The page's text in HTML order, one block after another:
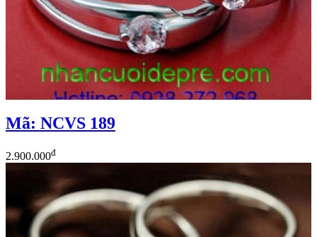
Mã: NCVS 189
2.900.000đ